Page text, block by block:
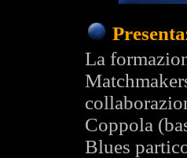
La
Coppola
Blues